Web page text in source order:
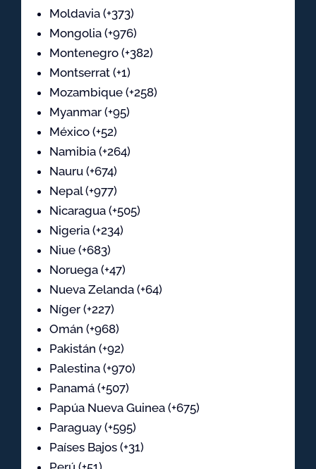
Moldavia (+373)
Mongolia (+976)
Montenegro (+382)
Montserrat (+1)
Mozambique (+258)
Myanmar (+95)
México (+52)
Namibia (+264)
Nauru (+674)
Nepal (+977)
Nicaragua (+505)
Nigeria (+234)
Niue (+683)
Noruega (+47)
Nueva Zelanda (+64)
Níger (+227)
Omán (+968)
Pakistán (+92)
Palestina (+970)
Panamá (+507)
Papúa Nueva Guinea (+675)
Paraguay (+595)
Países Bajos (+31)